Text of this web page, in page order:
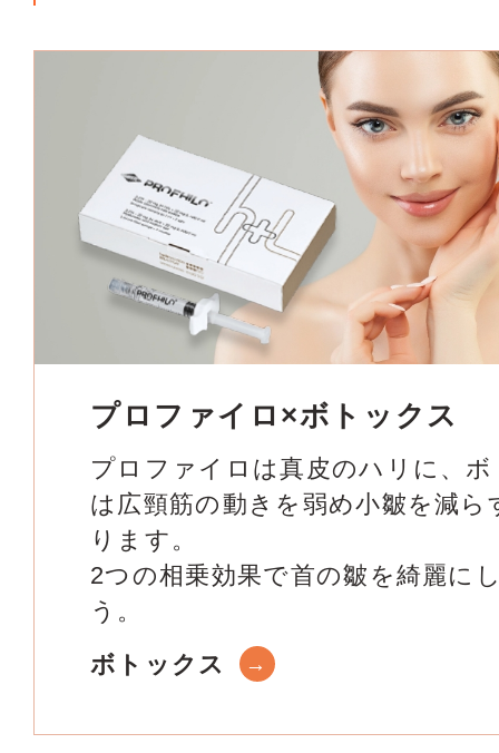
プロファイロ×ボトックス
プロファイロは真皮のハリに、
は広頸筋の動きを弱め小皺を減ら
ります。
2つの相乗効果で首の皺を綺麗に
う。
ボトックス